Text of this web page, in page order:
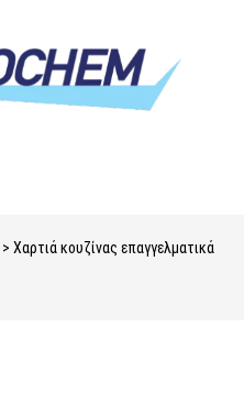
> Χαρτιά κουζίνας επαγγελματικά